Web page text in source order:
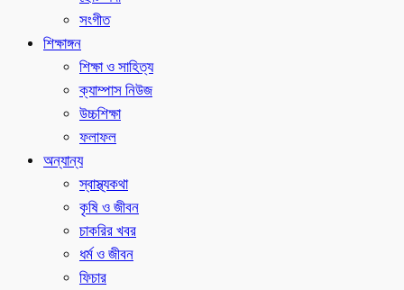
সংগীত
শিক্ষাঙ্গন
শিক্ষা ও সাহিত্য
ক্যাম্পাস নিউজ
উচ্চশিক্ষা
ফলাফল
অন্যান্য
স্বাস্থ্যকথা
কৃষি ও জীবন
চাকরির খবর
ধর্ম ও জীবন
ফিচার